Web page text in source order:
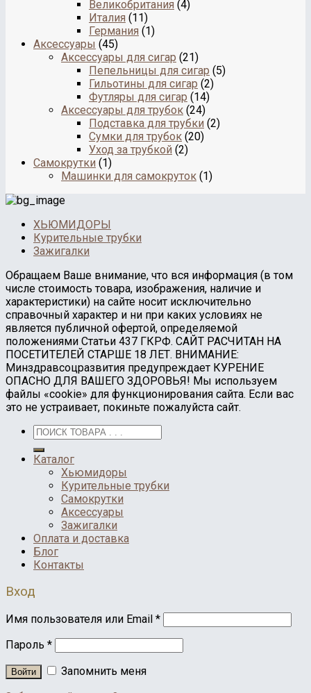
Великобритания (4)
Италия (11)
Германия (1)
Аксессуары (45)
Аксессуары для сигар (21)
Пепельницы для сигар (5)
Гильотины для сигар (2)
Футляры для сигар (14)
Аксессуары для трубок (24)
Подставка для трубки (2)
Сумки для трубок (20)
Уход за трубкой (2)
Самокрутки (1)
Машинки для самокруток (1)
ХЬЮМИДОРЫ
Курительные трубки
Зажигалки
Обращаем Ваше внимание, что вся информация (в том
числе стоимость товара, изображения, наличие и
характеристики) на сайте носит исключительно
справочный характер и ни при каких условиях не
является публичной офертой, определяемой
положениями Статьи 437 ГКРФ. САЙТ РАСЧИТАН НА
ПОСЕТИТЕЛЕЙ СТАРШЕ 18 ЛЕТ. ВНИМАНИЕ:
Минздравсоцразвития предупреждает КУРЕНИЕ
ОПАСНО ДЛЯ ВАШЕГО ЗДОРОВЬЯ! Мы используем
файлы «cookie» для функционирования сайта. Если вас
это не устраивает, покиньте пожалуйста сайт.
Каталог
Хьюмидоры
Курительные трубки
Самокрутки
Аксессуары
Зажигалки
Оплата и доставка
Блог
Контакты
Вход
Имя пользователя или Email *
Пароль *
Войти
Запомнить меня